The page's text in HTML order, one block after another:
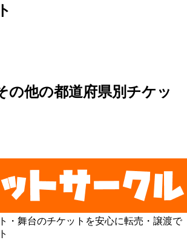
の他の都道府県別チケッ
・舞台のチケットを安心に転売・譲渡で